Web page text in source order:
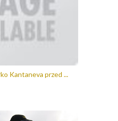
Kantaneva przed ...